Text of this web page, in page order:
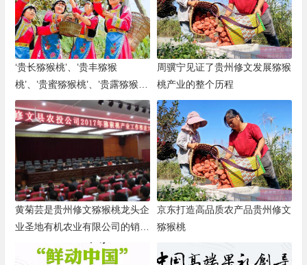
‘贵长猕猴桃’、’贵丰猕猴
桃’、’贵蜜猕猴桃’、’贵露猕猴
桃’四个贵州地方品种
周骥宁见证了贵州修文发展猕猴
桃产业的整个历程
黄菊芸是贵州修文猕猴桃龙头企
业圣地有机农业有限公司的销售
京东打造高品质农产品贵州修文
猕猴桃